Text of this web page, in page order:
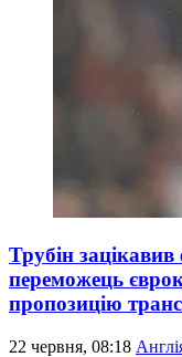
Трубін
переможець
пропозицію
22 червня, 08:18